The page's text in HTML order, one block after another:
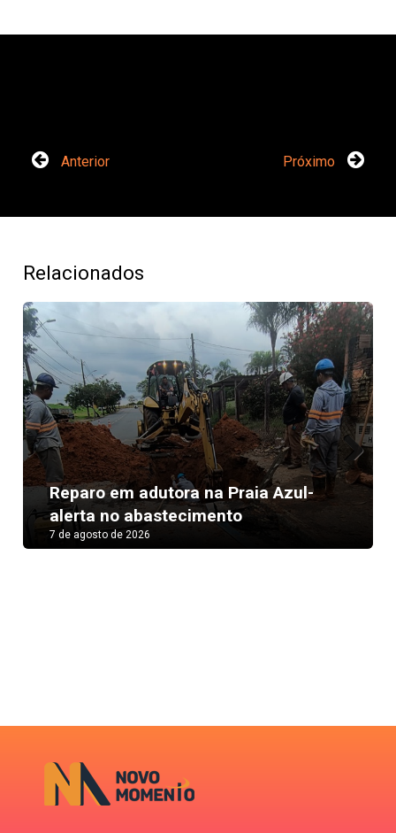
Anterior Próximo
Relacionados
Reparo em adutora na Praia Azul-
alerta no abastecimento
7 de agosto de 2026
Next